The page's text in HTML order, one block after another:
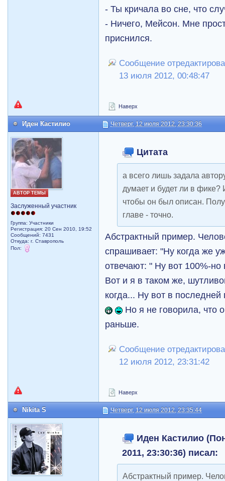
- Ты кричала во сне, что
- Ничего, Мейсон. Мне
приснился.
Сообщение
13 июля 2012, 00:48:47
Наверх
Иден Кастилио Четверг, 12 июля 2012, 23:30:36
АВТОР ТЕМЫ
Заслуженный участник
Группа: Участники
Регистрация: 20 Сен 2010, 19:52
Сообщений: 7431
Откуда: г. Ставрополь
Пол:
Цитата
а всего лишь задала
думает и будет ли в фике?
чтобы он был описан.
главе - точно.
Абстрактный пример.
спрашивает: "Ну когда же
отвечают: " Ну вот 100%-но
Вот и я в таком же,
когда... Ну вот в
Но я не говорила, что
раньше.
Сообщение
12 июля 2012, 23:31:42
Наверх
Nikita S Четверг, 12 июля 2012, 23:35:44
Иден Кастилио
2011, 23:30:36) писал:
Абстрактный пример.